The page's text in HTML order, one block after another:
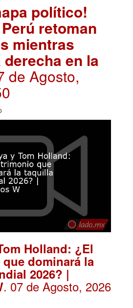
político!
retoman
mientras
derecha en la
de Agosto,
Holland: ¿El
dominará la
2026? |
. 07 de Agosto, 2026